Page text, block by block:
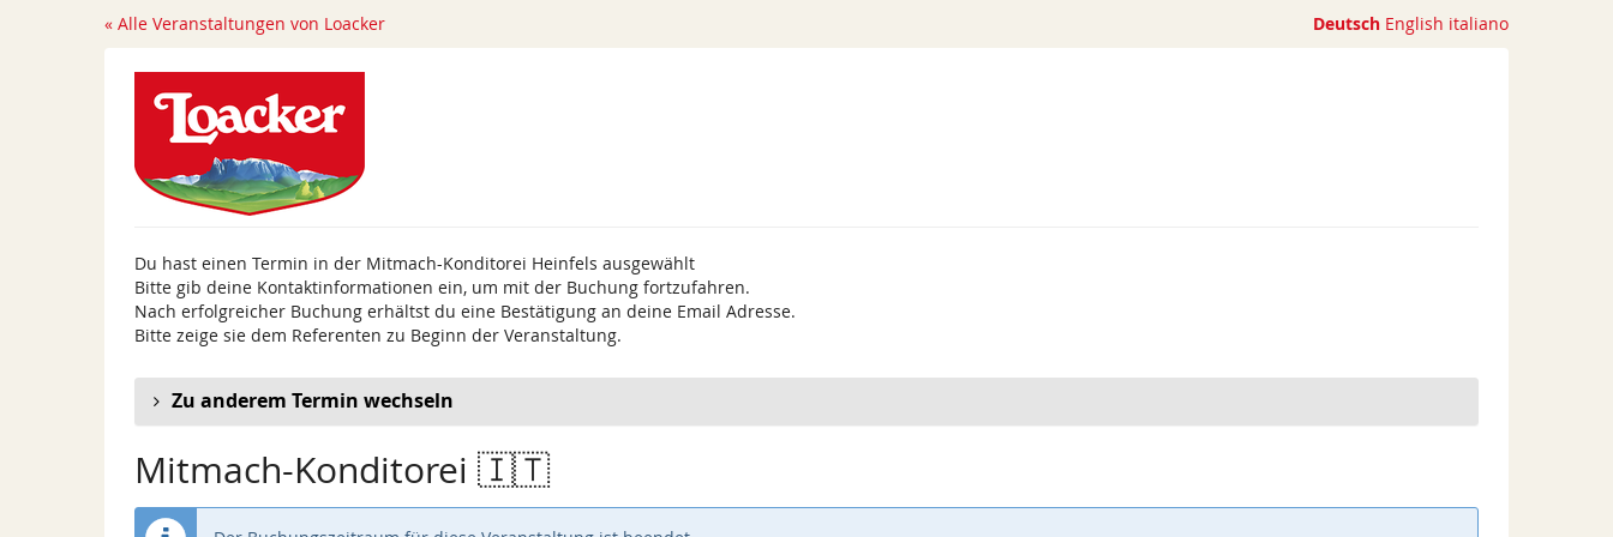
Deutsch English italiano
« Alle Veranstaltungen von Loacker
Du hast einen Termin in der Mitmach-Konditorei Heinfels ausgewählt
Bitte gib deine Kontaktinformationen ein, um mit der Buchung fortzufahren.
Nach erfolgreicher Buchung erhältst du eine Bestätigung an deine Email Adresse.
Bitte zeige sie dem Referenten zu Beginn der Veranstaltung.
Zu anderem Termin wechseln
Mitmach-Konditorei 🇮🇹